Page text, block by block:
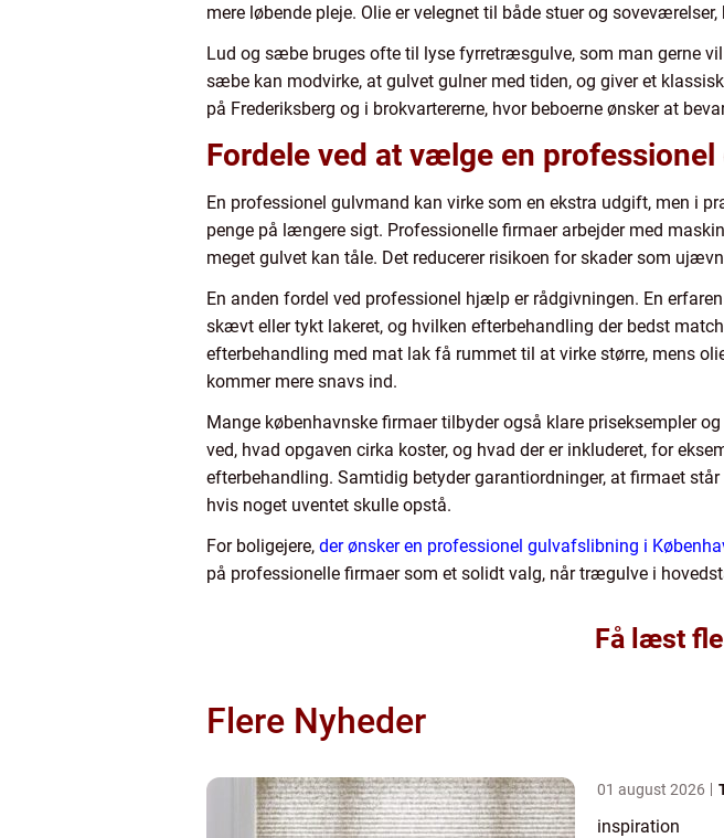
mere løbende pleje. Olie er velegnet til både stuer og
Lud og sæbe bruges ofte til lyse fyrretræsgulve, som man gerne
sæbe kan modvirke, at gulvet gulner med tiden, og giver et
på Frederiksberg og i brokvartererne, hvor beboerne ønsker at
Fordele ved at vælge en
En professionel gulvmand kan virke som en ekstra udgift, men i
penge på længere sigt. Professionelle firmaer arbejder med
meget gulvet kan tåle. Det reducerer risikoen for skader som
En anden fordel ved professionel hjælp er rådgivningen. En
skævt eller tykt lakeret, og hvilken efterbehandling der bedst
efterbehandling med mat lak få rummet til at virke større, mens
kommer mere snavs ind.
Mange københavnske firmaer tilbyder også klare priseksempler
ved, hvad opgaven cirka koster, og hvad der er inkluderet, for
efterbehandling. Samtidig betyder garantiordninger, at firmaet
hvis noget uventet skulle opstå.
For boligejere, der ønsker en professionel gulvafslibning i
på professionelle firmaer som et solidt valg, når trægulve i
Få læst
Flere Nyheder
01 august 2026
inspiration